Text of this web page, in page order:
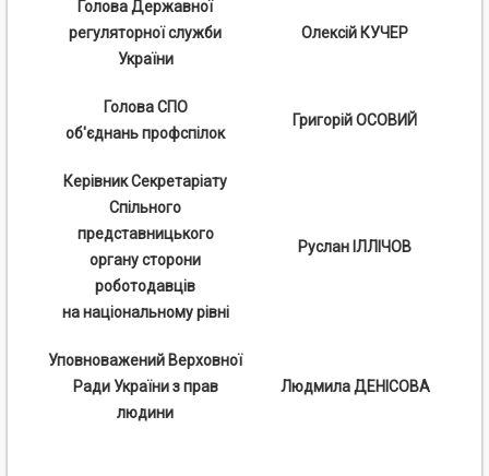
Голова Державної
регуляторної служби
України
Олексій КУЧЕР
Голова СПО
об'єднань профспілок
Григорій ОСОВИЙ
Керівник Секретаріату
Спільного
представницького
органу сторони
роботодавців
на національному рівні
Руслан ІЛЛІЧОВ
Уповноважений Верховної
Ради України з прав
людини
Людмила ДЕНІСОВА